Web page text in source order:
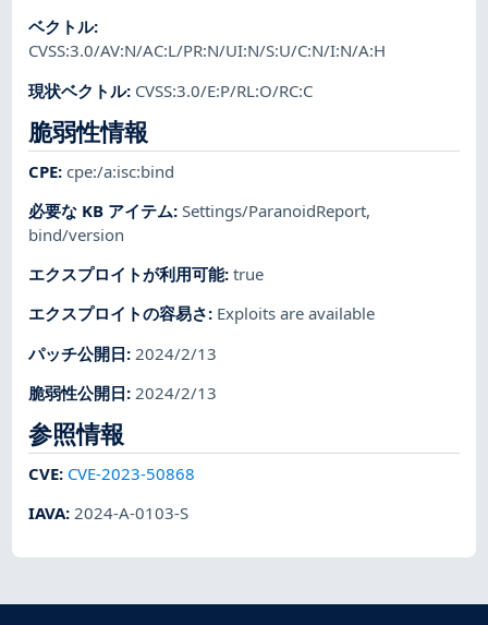
ベクトル:
CVSS:3.0/AV:N/AC:L/PR:N/UI:N/S:U/C:N/I:N/A:H
現状ベクトル: CVSS:3.0/E:P/RL:O/RC:C
脆弱性情報
CPE:cpe:/a:isc:bind
必要な KB アイテム:Settings/ParanoidReport,
bind/version
エクスプロイトが利用可能:true
エクスプロイトの容易さ: Exploits are available
パッチ公開日: 2024/2/13
脆弱性公開日:2024/2/13
参照情報
CVE: CVE-2023-50868
IAVA:2024-A-0103-S